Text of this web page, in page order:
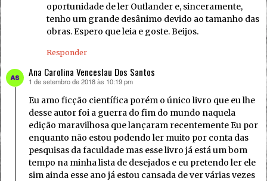
oportunidade de ler Outlander e, sinceramente,
tenho um grande desânimo devido ao tamanho das
obras. Espero que leia e goste. Beijos.
Responder
Ana Carolina Venceslau Dos Santos
disse:
1 de setembro de 2018 às 10:19 pm
Eu amo ficção científica porém o único livro que eu lhe
desse autor foi a guerra do fim do mundo naquela
edição maravilhosa que lançaram recentemente Eu por
enquanto não estou podendo ler muito por conta das
pesquisas da faculdade mas esse livro já está um bom
tempo na minha lista de desejados e eu pretendo ler ele
sim ainda esse ano já estou cansada de ver várias vezes